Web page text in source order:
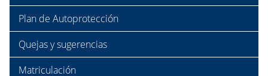
Plan de Autoprotección
Quejas y sugerencias
Matriculación